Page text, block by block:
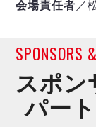
会場責任者 ／
SPONSORS
スポン
パー